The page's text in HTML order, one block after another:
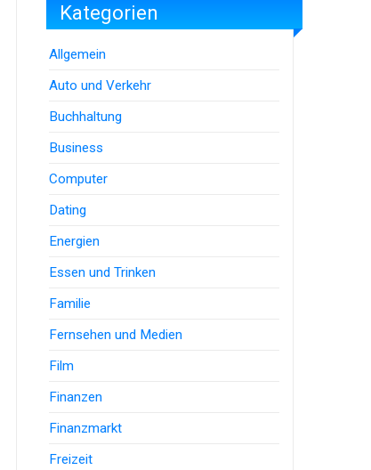
Kategorien
Allgemein
Auto und Verkehr
Buchhaltung
Business
Computer
Dating
Energien
Essen und Trinken
Familie
Fernsehen und Medien
Film
Finanzen
Finanzmarkt
Freizeit